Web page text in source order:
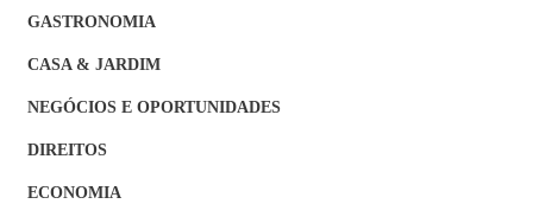
GASTRONOMIA
CASA & JARDIM
NEGÓCIOS E OPORTUNIDADES
DIREITOS
ECONOMIA